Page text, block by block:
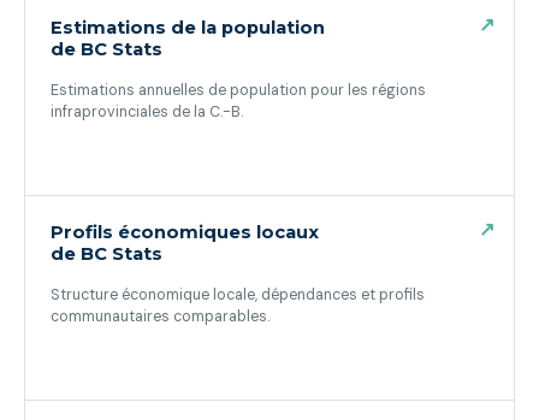
Estimations de la population
de BC Stats
Estimations annuelles de population pour les régions
infraprovinciales de la C.-B.
↗
Profils économiques locaux
de BC Stats
Structure économique locale, dépendances et profils
communautaires comparables.
↗